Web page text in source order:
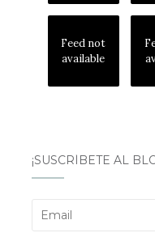
Feed not
available
¡SUSCRÍBETE AL
Email